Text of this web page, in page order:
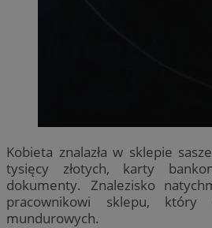
Kobieta znalazła w sklepie
tysięcy złotych, karty
dokumenty. Znalezisko
pracownikowi sklepu,
mundurowych.